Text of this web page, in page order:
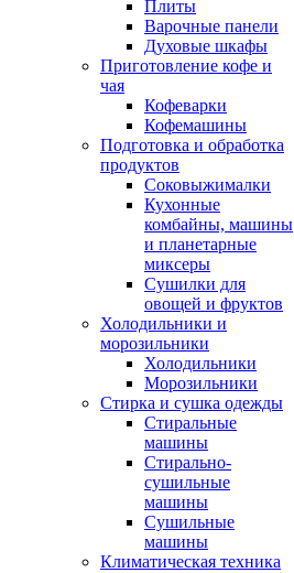
Плиты
Варочные панели
Духовые шкафы
Приготовление кофе и
чая
Кофеварки
Кофемашины
Подготовка и обработка
продуктов
Соковыжималки
Кухонные
комбайны, машины
и планетарные
миксеры
Сушилки для
овощей и фруктов
Холодильники и
морозильники
Холодильники
Морозильники
Стирка и сушка одежды
Стиральные
машины
Стирально-
сушильные
машины
Сушильные
машины
Климатическая техника